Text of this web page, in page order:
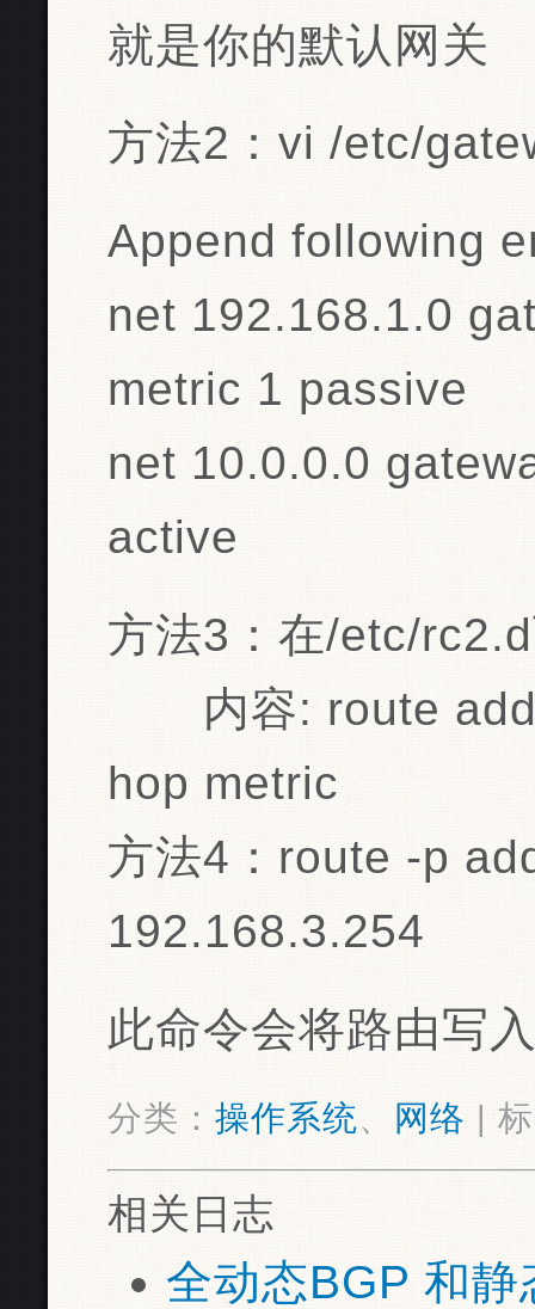
就是你的默认网关
方法2：vi /etc/
Append following
net 192.168.1.0
metric 1 passive
net 10.0.0.0
active
方法3：在/etc/
内容: route add
hop metric
方法4：route -p
192.168.3.254
此命令会将路由写
分类： 操作系统、 网络 |
相关日志
全动态BGP 和